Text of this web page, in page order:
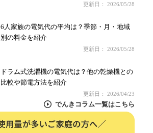
更新日： 2026/05/28
6人家族の電気代の平均は？季節・月・地域
別の料金を紹介
更新日： 2026/05/28
ドラム式洗濯機の電気代は？他の乾燥機との
比較や節電方法を紹介
更新日： 2026/04/23
でんきコラム一覧はこちら